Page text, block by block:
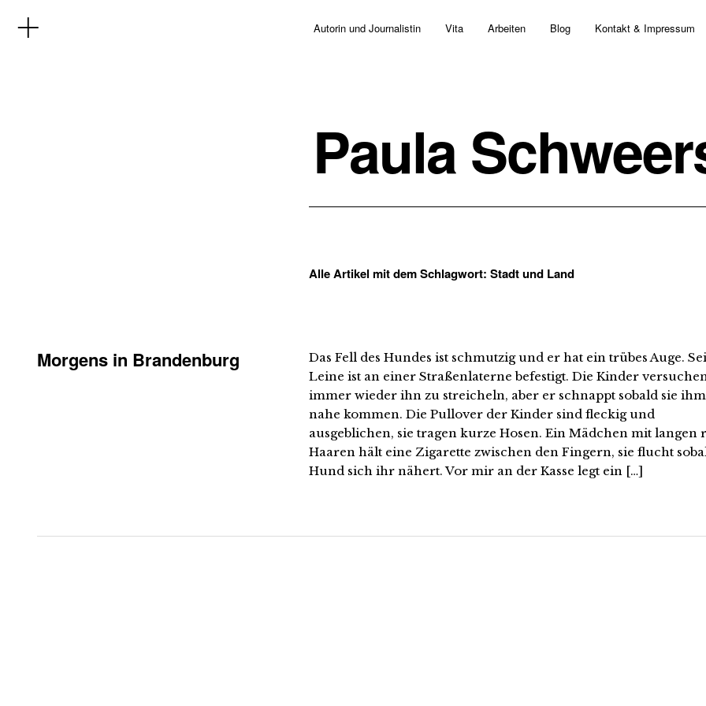
Autorin und Journalistin Vita Arbeiten Blog Kontakt & Impressum
Paula
Alle Artikel mit dem Schlagwort: Stadt und Land
Morgens in Brandenburg
Das Fell des Hundes ist schmutzig und er hat ein trübes Auge.
Leine ist an einer Straßenlaterne befestigt. Die Kinder
immer wieder ihn zu streicheln, aber er schnappt sobald sie
nahe kommen. Die Pullover der Kinder sind fleckig und
ausgeblichen, sie tragen kurze Hosen. Ein Mädchen mit langen
Haaren hält eine Zigarette zwischen den Fingern, sie flucht
Hund sich ihr nähert. Vor mir an der Kasse legt ein […]